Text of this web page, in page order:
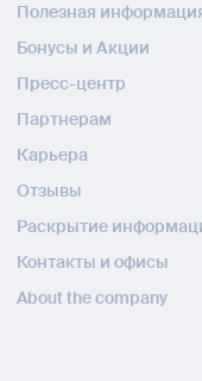
Полезная
Бонусы и Акции
Пресс-центр
Партнерам
Карьера
Отзывы
Раскрытие
Контакты и офисы
About the company